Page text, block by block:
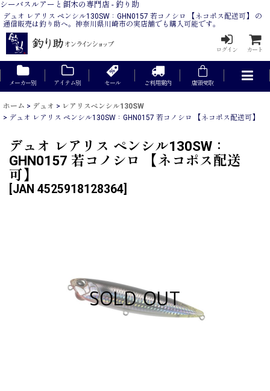
シーバスルアーと餌木の専門店 - 釣り助
デュオ レアリス ペンシル130SW：GHN0157 若コノシロ 【ネコポス配送可】 の
通信販売は釣り助へ。神奈川県川崎市の実店舗でも購入可能です。
ログイン カート
メーカー別 アイテム別 セール ご利用案内 店頭受取
ホーム > デュオ > レアリスペンシル130SW
> デュオ レアリス ペンシル130SW：GHN0157 若コノシロ 【ネコポス配送可】
デュオ レアリス ペンシル130SW：
GHN0157 若コノシロ 【ネコポス配送
可】
JAN 4525918128364